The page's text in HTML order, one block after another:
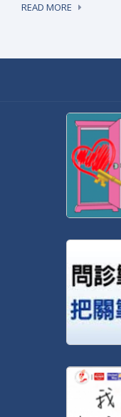
READ MORE